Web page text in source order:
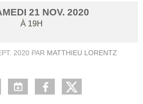
21 NOV. 2020
À 19H
2020 PAR MATTHIEU LORENTZ